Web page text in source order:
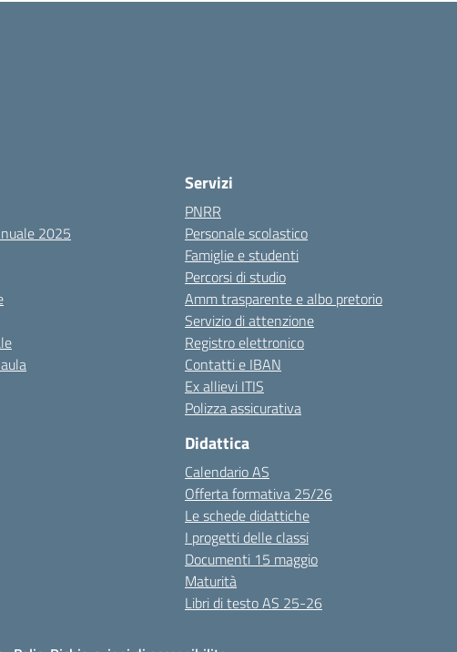
2025
Servizi
PNRR
Personale scolastico
Famiglie e studenti
Percorsi di studio
Amm trasparente e albo pretorio
Servizio di attenzione
Registro elettronico
Contatti e IBAN
Ex allievi ITIS
Polizza assicurativa
Didattica
Calendario AS
Offerta formativa 25/26
Le schede didattiche
I progetti delle classi
Documenti 15 maggio
Maturità
Libri di testo AS 25-26